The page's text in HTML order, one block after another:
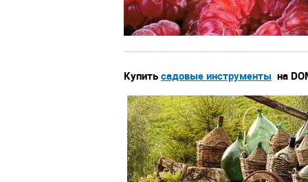
Купить садовые инструменты на